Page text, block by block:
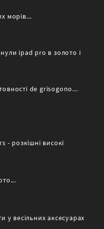
морів...
ipad pro в золото і
de grisogono...
- розкішні високі
у весільних аксесуарах